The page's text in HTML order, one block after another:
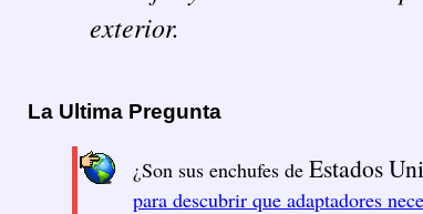
exterior.
La Ultima Pregunta
¿Son sus enchufes de Estados
para descubrir que adaptadores